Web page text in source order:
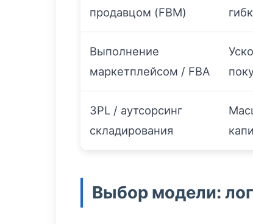
продавцом (FBM)
Выполнение
маркетплейсом / FBA
3PL / аутсорсинг
складирования
Выбор модели: